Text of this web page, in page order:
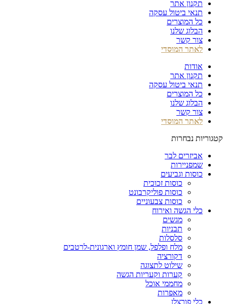
תקנון אתר
תנאי ביטול עסקה
כל המוצרים
הבלוג שלנו
צור קשר
לאתר המוסדי
אודות
תקנון אתר
תנאי ביטול עסקה
כל המוצרים
הבלוג שלנו
צור קשר
לאתר המוסדי
קטגוריות נבחרות
אביזרים לבר
שמפניירות
כוסות וגביעים
כוסות זכוכית
כוסות פוליקרבונט
כוסות צבעוניים
כלי הגשה ואירוח
מגשים
תבניות
סלסלות
מלח ופלפל, שמן חומץ וארגונית-לרטבים
דקורציה
שילוט לתצוגה
קערות וקעריות הגשה
מחממי אוכל
מאפרות
כלי פורצלן